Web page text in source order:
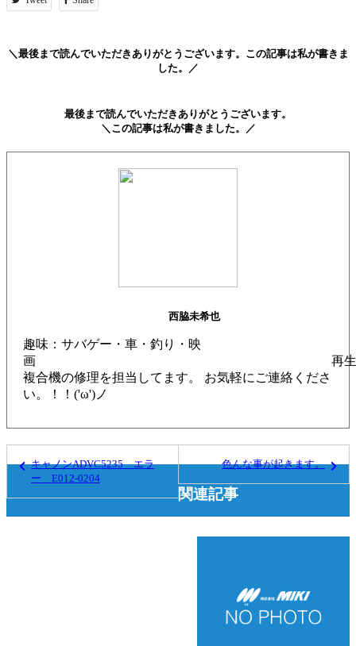
＼最後まで読んでいただきありがとうございます。この記事は私が書きま
した。／
最後まで読んでいただきありがとうございます。
＼この記事は私が書きました。／
西脇未希也
趣味：サバゲー・車・釣り・映
画 再生
複合機の修理を担当してます。 お気軽にご連絡くださ
い。！！('ω')ノ
キャノンADVC5235 エラ
ー E012-0204
色んな事が起きます。
関連記事